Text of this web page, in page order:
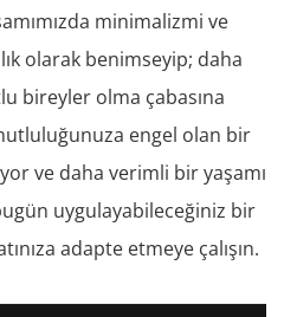
minimalizmi ve
olarak benimseyip; daha
bireyler olma çabasına
engel olan bir
ve daha verimli bir yaşamı
uygulayabileceğiniz bir
adapte etmeye çalışın.